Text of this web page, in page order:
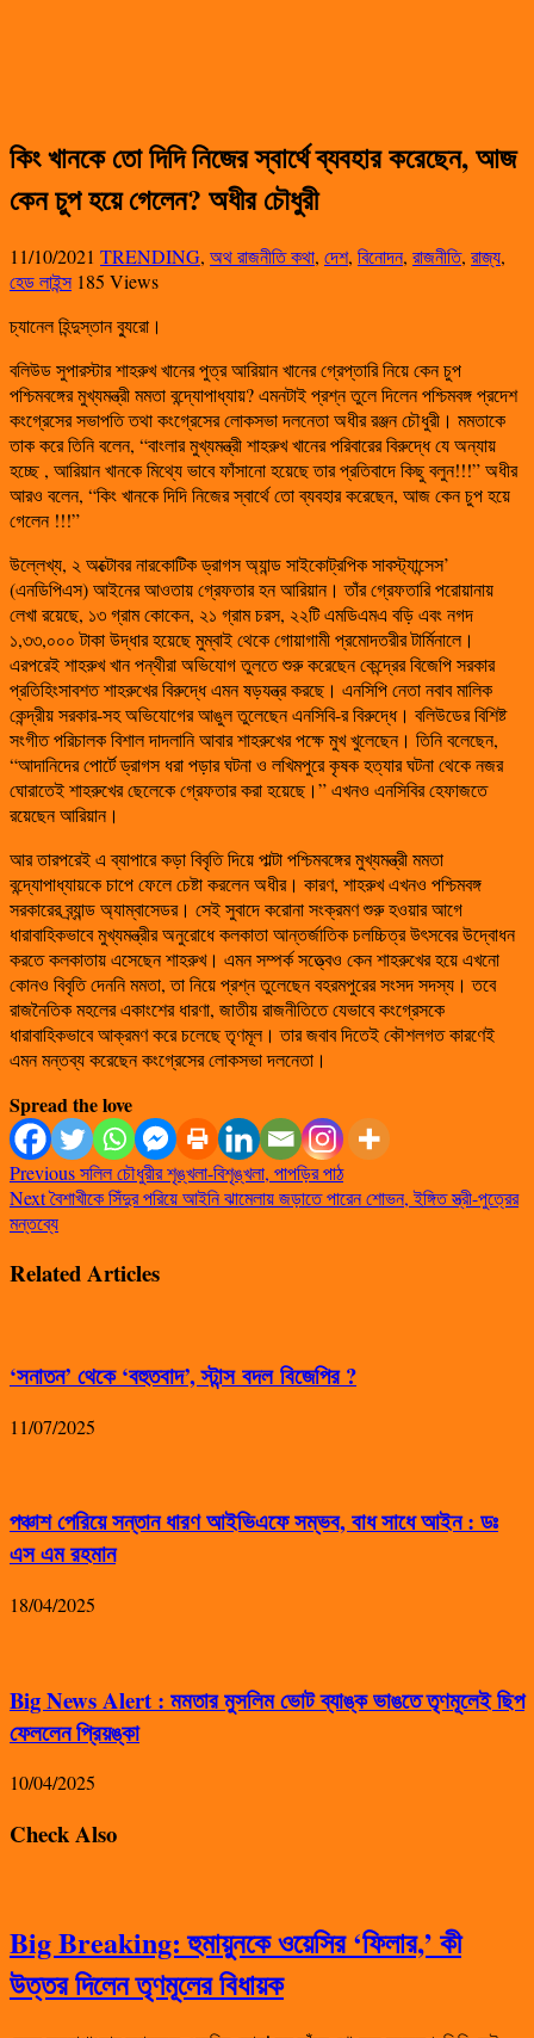
কিং খানকে তো দিদি নিজের স্বার্থে ব্যবহার করেছেন, আজ
কেন চুপ হয়ে গেলেন? অধীর চৌধুরী
11/10/2021 TRENDING, অথ রাজনীতি কথা, দেশ, বিনোদন, রাজনীতি, রাজ্য,
হেড লাইন্স 185 Views
চ্যানেল হিন্দুস্তান ব্যুরো।
বলিউড সুপারস্টার শাহরুখ খানের পুত্র আরিয়ান খানের গ্রেপ্তারি নিয়ে কেন চুপ
পশ্চিমবঙ্গের মুখ্যমন্ত্রী মমতা বন্দ্যোপাধ্যায়? এমনটাই প্রশ্ন তুলে দিলেন পশ্চিমবঙ্গ প্রদেশ
কংগ্রেসের সভাপতি তথা কংগ্রেসের লোকসভা দলনেতা অধীর রঞ্জন চৌধুরী। মমতাকে
তাক করে তিনি বলেন, “বাংলার মুখ্যমন্ত্রী শাহরুখ খানের পরিবারের বিরুদ্ধে যে অন্যায়
হচ্ছে , আরিয়ান খানকে মিথ্যে ভাবে ফাঁসানো হয়েছে তার প্রতিবাদে কিছু বলুন!!!” অধীর
আরও বলেন, “কিং খানকে দিদি নিজের স্বার্থে তো ব্যবহার করেছেন, আজ কেন চুপ হয়ে
গেলেন !!!”
উল্লেখ্য, ২ অক্টোবর নারকোটিক ড্রাগস অ্যান্ড সাইকোট্রপিক সাবস্ট্যান্সেস’
(এনডিপিএস) আইনের আওতায় গ্রেফতার হন আরিয়ান। তাঁর গ্রেফতারি পরোয়ানায়
লেখা রয়েছে, ১৩ গ্রাম কোকেন, ২১ গ্রাম চরস, ২২টি এমডিএমএ বড়ি এবং নগদ
১,৩৩,০০০ টাকা উদ্ধার হয়েছে মুম্বাই থেকে গোয়াগামী প্রমোদতরীর টার্মিনালে।
এরপরেই শাহরুখ খান পন্থীরা অভিযোগ তুলতে শুরু করেছেন কেন্দ্রের বিজেপি সরকার
প্রতিহিংসাবশত শাহরুখের বিরুদ্ধে এমন ষড়যন্ত্র করছে। এনসিপি নেতা নবাব মালিক
কেন্দ্রীয় সরকার-সহ অভিযোগের আঙুল তুলেছেন এনসিবি-র বিরুদ্ধে। বলিউডের বিশিষ্ট
সংগীত পরিচালক বিশাল দাদলানি আবার শাহরুখের পক্ষে মুখ খুলেছেন। তিনি বলেছেন,
“আদানিদের পোর্টে ড্রাগস ধরা পড়ার ঘটনা ও লখিমপুরে কৃষক হত্যার ঘটনা থেকে নজর
ঘোরাতেই শাহরুখের ছেলেকে গ্রেফতার করা হয়েছে।” এখনও এনসিবির হেফাজতে
রয়েছেন আরিয়ান।
আর তারপরেই এ ব্যাপারে কড়া বিবৃতি দিয়ে পাল্টা পশ্চিমবঙ্গের মুখ্যমন্ত্রী মমতা
বন্দ্যোপাধ্যায়কে চাপে ফেলে চেষ্টা করলেন অধীর। কারণ, শাহরুখ এখনও পশ্চিমবঙ্গ
সরকারের ব্র্যান্ড অ্যাম্বাসেডর। সেই সুবাদে করোনা সংক্রমণ শুরু হওয়ার আগে
ধারাবাহিকভাবে মুখ্যমন্ত্রীর অনুরোধে কলকাতা আন্তর্জাতিক চলচ্চিত্র উৎসবের উদ্বোধন
করতে কলকাতায় এসেছেন শাহরুখ। এমন সম্পর্ক সত্ত্বেও কেন শাহরুখের হয়ে এখনো
কোনও বিবৃতি দেননি মমতা, তা নিয়ে প্রশ্ন তুলেছেন বহরমপুরের সংসদ সদস্য। তবে
রাজনৈতিক মহলের একাংশের ধারণা, জাতীয় রাজনীতিতে যেভাবে কংগ্রেসকে
ধারাবাহিকভাবে আক্রমণ করে চলেছে তৃণমূল। তার জবাব দিতেই কৌশলগত কারণেই
এমন মন্তব্য করেছেন কংগ্রেসের লোকসভা দলনেতা।
Spread the love
Previousসলিল চৌধুরীর শৃঙ্খলা-বিশৃঙ্খলা, পাপড়ির পাঠ
Nextবৈশাখীকে সিঁদুর পরিয়ে আইনি ঝামেলায় জড়াতে পারেন শোভন, ইঙ্গিত স্ত্রী-পুত্রের
মন্তব্যে
Related Articles
‘সনাতন’ থেকে ‘বহুতবাদ’, স্টান্স বদল বিজেপির ?
11/07/2025
পঞ্চাশ পেরিয়ে সন্তান ধারণ আইভিএফে সম্ভব, বাধ সাধে আইন : ডঃ
এস এম রহমান
18/04/2025
Big News Alert : মমতার মুসলিম ভোট ব্যাঙ্ক ভাঙতে তৃণমূলেই ছিপ
ফেললেন প্রিয়ঙ্কা
10/04/2025
Check Also
Big Breaking: হুমায়ুনকে ওয়েসির ‘ফিলার,’ কী
উত্তর দিলেন তৃণমূলের বিধায়ক